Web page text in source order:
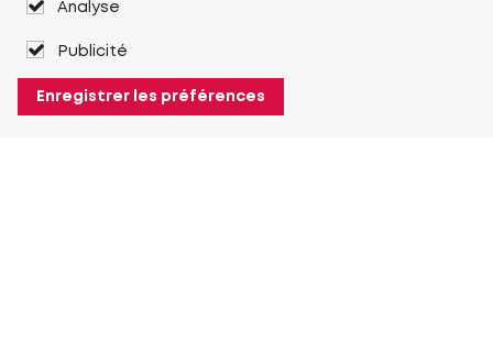
Analyse
Publicité
Enregistrer les préférences